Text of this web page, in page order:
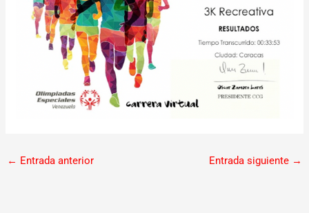
← Entrada anterior Entrada siguiente →